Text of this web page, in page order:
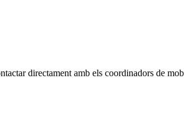
directament amb els coordinadors de